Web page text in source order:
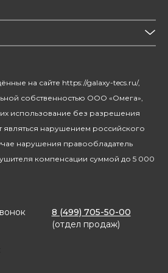
на сайте https://galaxy-tecs.ru/,
собственностью ООО «Омега»,
использование без разрешения
являться нарушением российского
нарушения правообладатель
компенсации суммой до 5 000
8 (499) 705-50-00
(отдел продаж)